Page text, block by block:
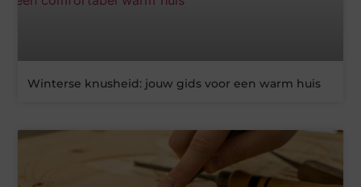
Winterse knusheid: jouw gids voor een warm huis